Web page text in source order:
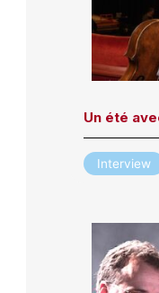
Un été
Interview